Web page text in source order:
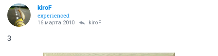
kiroF
experienced
16 марта 2010 kiroF
3